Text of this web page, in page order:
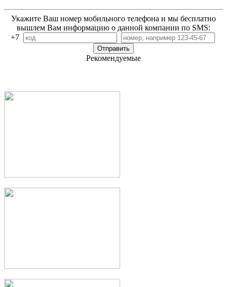
Укажите Ваш номер мобильного телефона и мы бесплатно
вышлем Вам информацию о данной компании по SMS:
+7
Рекомендуемые